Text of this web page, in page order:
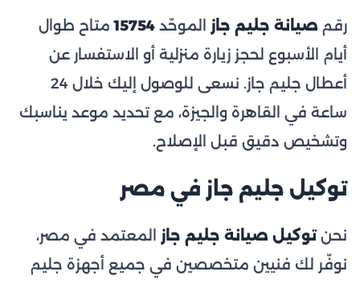
رقم صيانة جليم جاز الموحّد 15754متاح طوال
أيام الأسبوع لحجز زيارة منزلية أو الاستفسار عن
أعطال جليم جاز. نسعى للوصول إليك خلال 24
ساعة في القاهرة والجيزة، مع تحديد موعد يناسبك
وتشخيص دقيق قبل الإصلاح.
توكيل جليم جاز في مصر
نحنتوكيل صيانة جليم جاز المعتمد في مصر،
نوفّر لك فنيين متخصصين في جميع أجهزة جليم